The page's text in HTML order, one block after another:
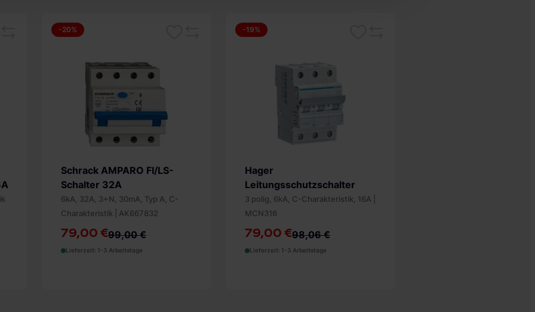
zusammen, die du ihnen bereitgestellt hast oder die sie im Rahmen deiner Nutzung
Weitere Informationen findest du in unserer
Datenschutzerklärung
-20%
Schrack AMPARO FI/LS-
Schalter 32A
6kA, 32A, 3+N, 30mA, Typ A, C-
Charakteristik | AK667832
79,00 €99,00 €
Lieferzeit: 1-3 Arbeitstage
-19%
Hager
Leitungsschutzschalter
3 polig, 6kA, C-Charakteristik, 16A |
MCN316
79,00 €98,06 €
Lieferzeit: 1-3 Arbeitstage